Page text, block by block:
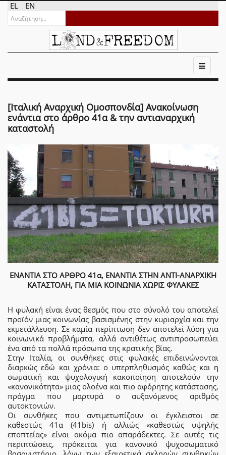
EL EN
[Ιταλική Αναρχική Ομοσπονδία] Ανακοίνωση
ενάντια στο άρθρο 41α & την αντιαναρχική
καταστολή
ΕΝΑΝΤΙΑ ΣΤΟ ΑΡΘΡΟ 41α, ΕΝΑΝΤΙΑ ΣΤΗΝ ΑΝΤΙ-ΑΝΑΡΧΙΚΗ
ΚΑΤΑΣΤΟΛΗ, ΓΙΑ ΜΙΑ ΚΟΙΝΩΝΙΑ ΧΩΡΙΣ ΦΥΛΑΚΕΣ
Η φυλακή είναι ένας θεσμός που στο σύνολό του αποτελεί
προϊόν μιας κοινωνίας βασισμένης στην κυριαρχία και την
εκμετάλλευση. Σε καμία περίπτωση δεν αποτελεί λύση για
κοινωνικά προβλήματα, αλλά αντιθέτως αντιπροσωπεύει
ένα από τα πολλά πρόσωπα της κρατικής βίας.
Στην Ιταλία, οι συνθήκες στις φυλακές επιδεινώνονται
διαρκώς εδώ και χρόνια: ο υπερπληθυσμός καθώς και η
σωματική και ψυχολογική κακοποίηση αποτελούν την
«κανονικότητα» μιας ολοένα και πιο αφόρητης κατάστασης,
πράγμα που μαρτυρά ο αυξανόμενος αριθμός
αυτοκτονιών.
Οι συνθήκες που αντιμετωπίζουν οι έγκλειστοι σε
καθεστώς 41α (41bis) ή αλλιώς «καθεστώς υψηλής
εποπτείας» είναι ακόμα πιο απαράδεκτες. Σε αυτές τις
περιπτώσεις, πρόκειται για κανονικό ψυχοσωματικό